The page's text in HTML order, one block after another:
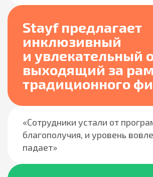
Stayf предлагает
инклюзивный
и увлекательный
выходящий за
традиционного
«Сотрудники устали от
благополучия, и уровень
падает»